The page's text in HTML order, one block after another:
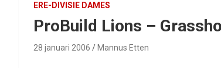
ERE-DIVISIE DAMES
ProBuild Lions –
28 januari 2006 Mannus Etten